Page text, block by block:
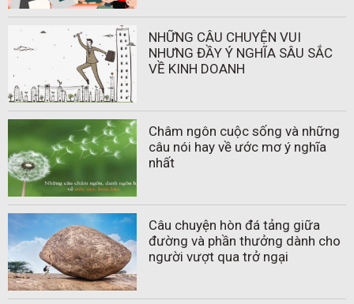
NHỮNG CÂU CHUYỆN VUI
NHƯNG ĐẦY Ý NGHĨA SÂU SẮC
VỀ KINH DOANH
Châm ngôn cuộc sống và những
câu nói hay về ước mơ ý nghĩa
nhất
Câu chuyện hòn đá tảng giữa
đường và phần thưởng dành cho
người vượt qua trở ngại